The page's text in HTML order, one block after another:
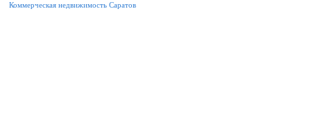
Коммерческая недвижимость Саратов